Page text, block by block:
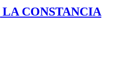
CONSTANCIA